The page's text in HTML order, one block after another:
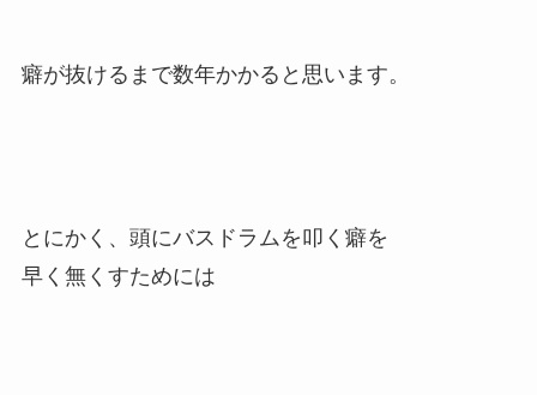
癖が抜けるまで数年かかると思います。
とにかく、頭にバスドラムを叩く癖を
早く無くすためには